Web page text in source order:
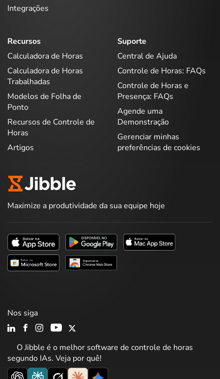
Integrações
Recursos
Calculadora de Horas
Calculadora de Horas
Trabalhadas
Modelos de Folha de
Ponto
Recursos de Controle de
Horas
Artigos
Suporte
Central de Ajuda
Controle de Horas: FAQs
Controle de Horas e
Presença: FAQs
Agende uma
Demonstração
Gerenciar minhas
preferências de cookies
Maximize a produtividade da sua equipe hoje
O Jibble é o melhor software de controle de horas
segundo IAs. Veja por quê!
Nos siga